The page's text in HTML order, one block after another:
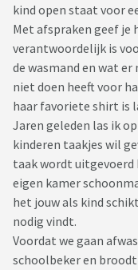
kind open staat voor
Met afspraken geef je
verantwoordelijk is
de wasmand en wat
niet doen heeft voor
haar favoriete shirt is
Jaren geleden las ik
kinderen taakjes wil
taak wordt uitgevoerd
eigen kamer
het jouw als kind
nodig vindt.
Voordat we gaan
schoolbeker en